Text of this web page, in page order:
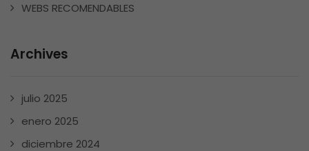
WEBS RECOMENDABLES
Archives
julio 2025
enero 2025
diciembre 2024